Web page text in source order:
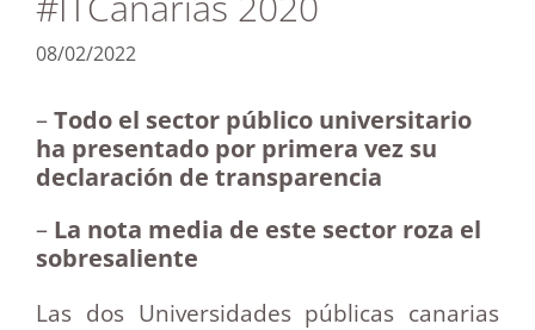
08/02/2022
–Todo el sector público universitario
ha presentado por primera vez su
declaración de transparencia
– La nota media de este sector roza el
sobresaliente
Las dos Universidades públicas canarias